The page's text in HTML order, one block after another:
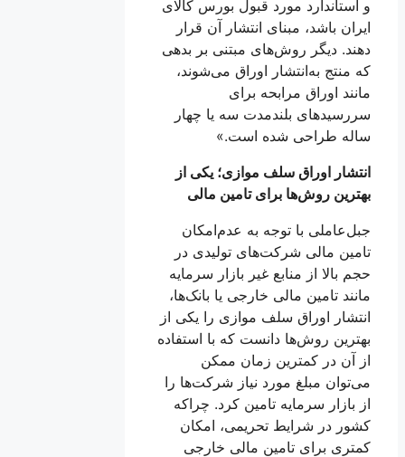
و استاندارد مورد قبول بورس کالای
ایران باشد، مبنای انتشار آن قرار
دهند. دیگر روش‌های مبتنی بر بدهی
که منتج به‌انتشار اوراق می‌شوند،
مانند اوراق مرابحه برای
سررسیدهای بلندمدت سه یا چهار
ساله طراحی شده است.»
انتشار اوراق سلف موازی؛ یکی از
بهترین روش‌ها برای تامین مالی
جبل‌عاملی با توجه به عدم‌امکان
تامین مالی شرکت‌های تولیدی در
حجم بالا از منابع غیر بازار سرمایه
مانند تامین مالی خارجی یا بانک‌ها،
انتشار اوراق سلف موازی را یکی از
بهترین روش‌ها دانست که با استفاده
از آن در کمترین زمان ممکن
می‌توان مبلغ مورد نیاز شرکت‌ها را
از بازار سرمایه تامین کرد. چراکه
کشور در شرایط تحریمی، امکان
کمتری برای تامین مالی خارجی